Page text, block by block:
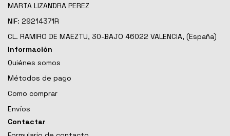
MARTA LIZANDRA PEREZ
NIF: 29214371R
CL. RAMIRO DE MAEZTU, 30-BAJO 46022 VALENCIA, (España)
Información
Quiénes somos
Métodos de pago
Como comprar
Envíos
Contactar